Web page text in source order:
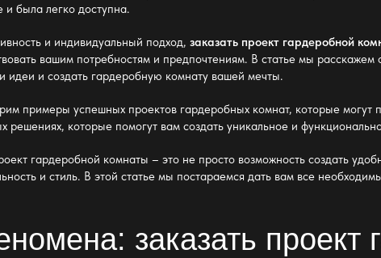
и была легко доступна.
и индивидуальный подход,заказать проект гардеробной
вашим потребностям и предпочтениям. В статье мы
идеи и создать гардеробную комнату вашей мечты.
примеры успешных проектов гардеробных комнат, которые могут
решениях, которые помогут вам создать уникальное и
гардеробной комнаты – это не просто возможность создать
и стиль. В этой статье мы постараемся дать вам все
заказать проект